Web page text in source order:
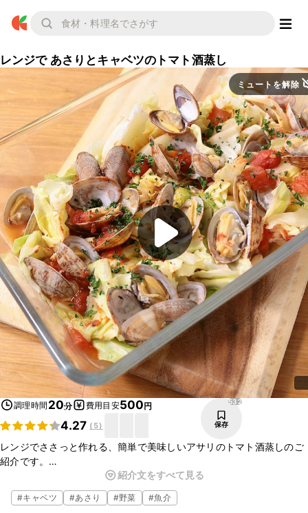
レンジで あさりとキャベツのトマト酒蒸し
ミュートを解除
調理時間 20分 費用目安500円
4.27 ( 5)
532
保存
レンジでささっと作れる、簡単で美味しいアサリのトマト酒蒸しのご
紹介です。
アサリとトマトの旨味がキャベツに染み込んで、止まらない美味しさ
ですよ。
手間がかからないのに立派なおかずが出来るので、ぜひお試しいただ
紹介文をすべて見る
#キャベツ #あさり #野菜 #魚介